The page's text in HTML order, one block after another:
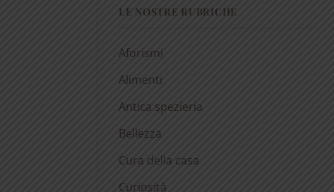
LE NOSTRE RUBRICHE
Aforismi
Alimenti
Antica spezieria
Bellezza
Cura della casa
Curiosità